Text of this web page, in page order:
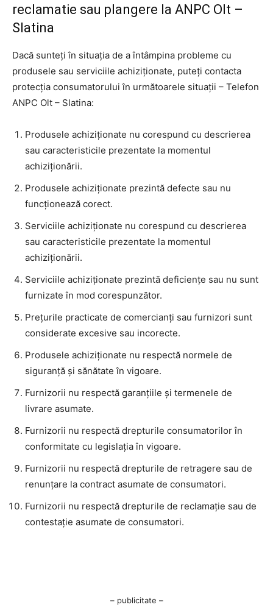
reclamatie sau plangere la ANPC Olt –
Slatina
Dacă sunteți în situația de a întâmpina probleme cu
produsele sau serviciile achiziționate, puteți contacta
protecția consumatorului în următoarele situații – Telefon
ANPC Olt – Slatina:
Produsele achiziționate nu corespund cu descrierea
sau caracteristicile prezentate la momentul
achiziționării.
Produsele achiziționate prezintă defecte sau nu
funcționează corect.
Serviciile achiziționate nu corespund cu descrierea
sau caracteristicile prezentate la momentul
achiziționării.
Serviciile achiziționate prezintă deficiențe sau nu sunt
furnizate în mod corespunzător.
Prețurile practicate de comercianți sau furnizori sunt
considerate excesive sau incorecte.
Produsele achiziționate nu respectă normele de
siguranță și sănătate în vigoare.
Furnizorii nu respectă garanțiile și termenele de
livrare asumate.
Furnizorii nu respectă drepturile consumatorilor în
conformitate cu legislația în vigoare.
Furnizorii nu respectă drepturile de retragere sau de
renunțare la contract asumate de consumatori.
Furnizorii nu respectă drepturile de reclamație sau de
contestație asumate de consumatori.
– publicitate –